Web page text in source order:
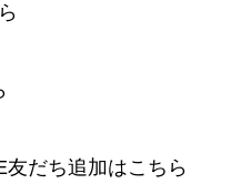
だち追加はこちら